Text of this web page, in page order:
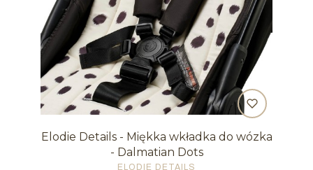
Elodie Details - Miękka wkładka do wózka
- Dalmatian Dots
PRODUCENT
ELODIE DETAILS